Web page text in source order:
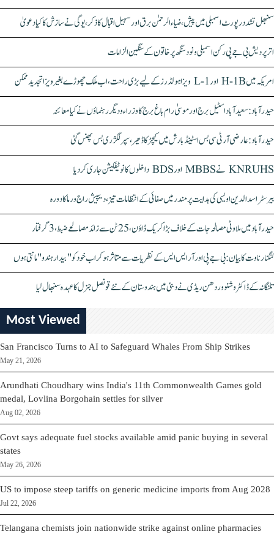
سنبھل تشدد رپورٹ اسمبلی میں پیش، ضیاء الرحمٰن برق اور سہیل اقبال کا ذکر، یوگی نے سازش کا کیا دعویٰ
اتر پردیش بی جے پی رکن اسمبلی ونود سنگھ پر خاتون کے سنگین الزامات
امریکہ میں H-1B اور L-1 ویزا ہولڈرز کے لیے بڑی راحت، اب ملک چھوڑے بغیر ویزا تجدید ممکن
حیدرآباد: سعیدآباد اسٹیل برج اور موسیٰ رام باغ برج کا وزراء و دیگر رہنماؤں نے کیا معائنہ
حیدرآباد: عارضی آر ٹی سی بس اسٹینڈ بارش میں کیچڑ کا ڈھیر، سپر لگژری بس پھنس گئی
KNRUHS نے MBBS اور BDS داخلوں کا نوٹیفکیشن جاری کر دیا
بیرسٹر اسدالدین اویسی کی ہدایت پر مندر میں صفائی کے انتظامات تیز، دیپیش راج ورما کا دورہ
حیدرآباد میں ملاوٹی مصالحہ جات کے خلاف بڑا کریک ڈاؤن، 25 ٹن سے زائد مصالحے ضبط، 3 گرفتار
کنگنا رناوت کا بیان: بی جے پی اور آر ایس ایس کے نظریات سے متاثر ہو کر اب خود کو "بیدار ہندو" مانتی ہوں
تلنگانہ کے ڈاکٹر وشنو وردھن ریڈی نے دبئی میں ہندوستان کے نئے قونصل جنرل کا عہدہ سنبھال لیا
Most Viewed
San Francisco Turns to AI to Safeguard Whales From Ship Strikes
May 21, 2026
Arundhati Choudhary wins India's 11th Commonwealth Games gold
medal, Lovlina Borgohain settles for silver
Aug 02, 2026
Govt says adequate fuel stocks available amid panic buying in several
states
May 26, 2026
US to impose steep tariffs on generic medicine imports from Aug 2028
Jul 22, 2026
Telangana chemists join nationwide strike against online pharmacies